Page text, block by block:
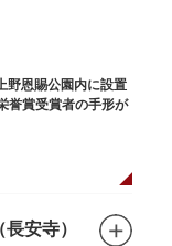
野恩賜公園内に設置
誉賞受賞者の手形が
安寺）